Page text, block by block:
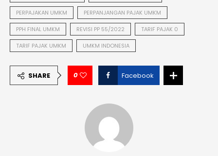
PERPAJAKAN UMKM PERPANJANGAN PAJAK UMKM
PPH FINAL UMKM REVISI PP 55/2022 TARIF PAJAK 0
TARIF PAJAK UMKM UMKM INDONESIA
SHARE 0 Facebook